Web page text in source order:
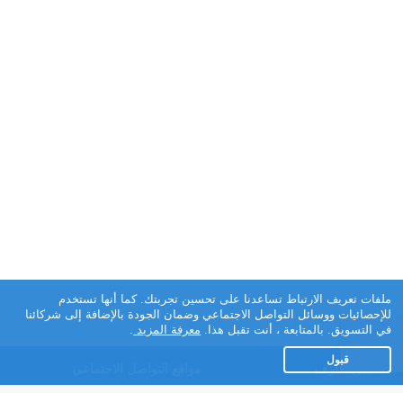
تطبيق تعارف
ملفات تعريف الارتباط تساعدنا على تحسين تجربتك. كما أنها تستخدم
للإحصائيات ووسائل التواصل الاجتماعي وضمان الجودة بالإضافة إلى شركائنا
في التسويق. بالمتابعة ، أنت تقبل هذا. معرفة المزيد .
قبول